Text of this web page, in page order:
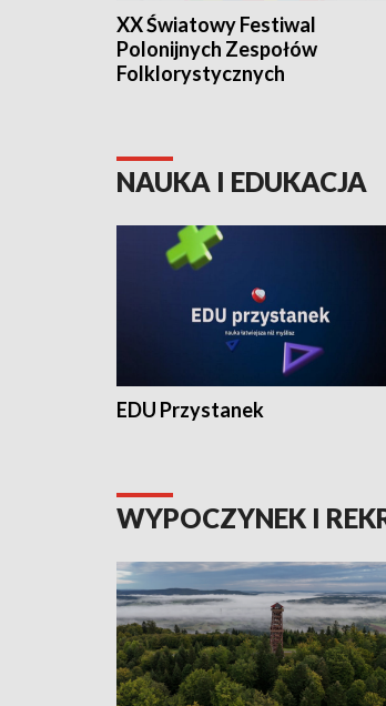
XX Światowy Festiwal
Polonijnych Zespołów
Folklorystycznych
NAUKA I EDUKACJA
EDU Przystanek
WYPOCZYNEK I